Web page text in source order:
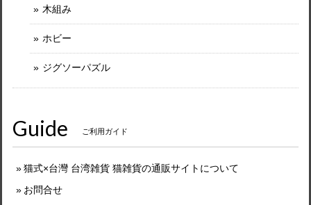
木組み
ホビー
ジグソーパズル
Guide ご利用ガイド
猫式×台灣 台湾雑貨 猫雑貨の通販サイトについて
お問合せ